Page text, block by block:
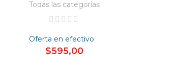
Todas las categorías
Oferta en efectivo
$595,00